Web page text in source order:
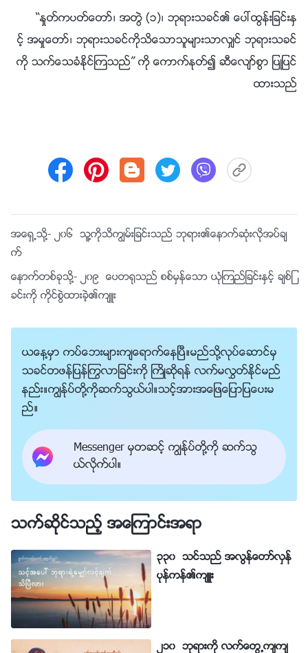
“ႏႈတ္ကပတ္ေတာ္၊ အတြဲ (၁)၊ ဘုရားသခင္၏ ေပၚထြန္းျခင္းႏွ
င့္ အမႈေတာ္၊ ဘုရားသခင္ကိုသိေသာသူမ်ားသာလွ်င္ ဘုရားသခင္
ကို သက္ေသခံႏိုင္ၾကသည္” ကို ေကာက္ႏုတ္၍ ဆီေလ်ာ္စြာ ျပဳျပင္
ထားသည္
အေရွ႕သို႔- ၂၀၆ သူ႔ကိုသိကြၽမ္းျခင္းသည္ ဘုရား၏ေနာက္ဆုံးလိုအပ္ခ်
က္
ေနာက္တစ္ခုသို႔- ၂၀၉ ေပတ႐ုသည္ စစ္မွန္ေသာ ယုံၾကည္ျခင္းႏွင့္ ခ်စ္ျ
ခင္းကို ကိုင္စြဲထားခဲ့၏က်ဴး
ယေန႔မွာ ကပ္ေဘးမ်ားက်ေရာက္ေနၿပီ။မည္သို႔လုပ္ေဆာင္မွ
သခင္တဖန္ျပန္ႂကြလာျခင္းကို ႀကိဳဆိုရန္ လက္မလႊတ္ႏိုင္မည္
နည္း။ကြၽန္ုပ္တို႔ကိုဆက္သြယ္ပါ။သင့္အားအေျဖေျပာျပေပးမ
ည္။
Messenger မွတဆင့္ ကြၽန္ုပ္တို႔ကို ဆက္သြ
ယ္လိုက္ပါ။
သက္ဆိုင္သည့္ အေၾကာင္းအရာ
၃၃၀ သင္သည္ အလြန္ေတာ္လွန္
ပုန္ကန္၏က်ဴး
၂၁၀ ဘုရားကို လက္ေတြ႕က်က်